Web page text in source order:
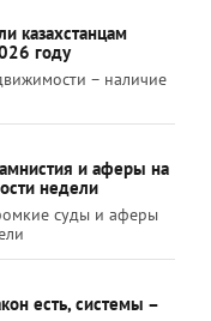
казахстанцам
году
– наличие
и аферы на
недели
суды и аферы
есть, системы –